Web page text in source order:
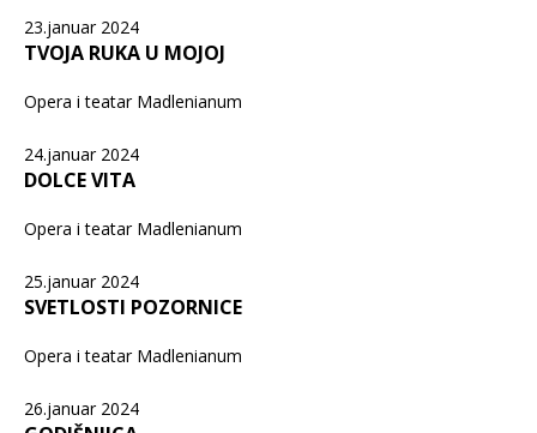
23.januar 2024
TVOJA RUKA U MOJOJ
Opera i teatar Madlenianum
24.januar 2024
DOLCE VITA
Opera i teatar Madlenianum
25.januar 2024
SVETLOSTI POZORNICE
Opera i teatar Madlenianum
26.januar 2024